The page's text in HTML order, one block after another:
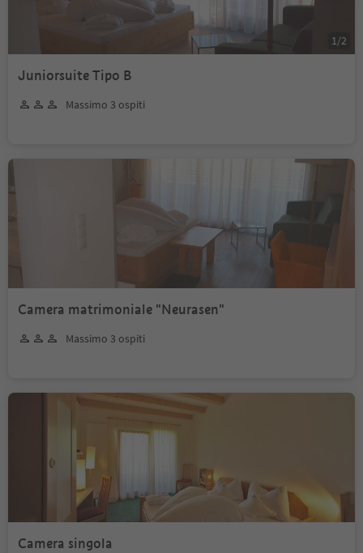
Juniorsuite Tipo B
Massimo 3 ospiti
1 /2
Camera matrimoniale "Neurasen"
Massimo 3 ospiti
Camera singola